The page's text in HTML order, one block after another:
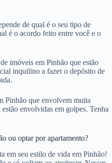
de qual é o seu tipo de
é o acordo feito entre você e o
imóveis em Pinhão que estão
inquilino a fazer o depósito de
Pinhão que envolvem muita
envolvidas em golpes. Tenha
ou optar por apartamento?
em seu estilo de vida em Pinhão!